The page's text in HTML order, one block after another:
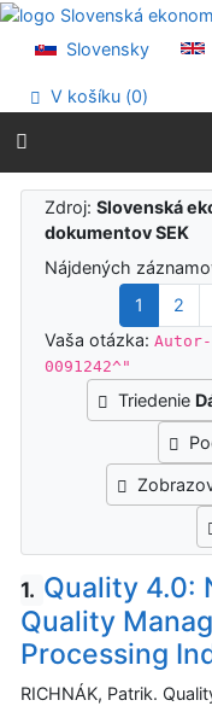
Prejsť na obsah
Prehlásenie o
Slovensky
V košíku (0)
Výsledky
Zdroj:Slovenská
dokumentov SEK
Nájdených
1
2
Vaša otázka:Autor-
0091242^"
Triedenie
1. Quality 4.0:
Quality
Processing
RICHNÁK, Patrik.